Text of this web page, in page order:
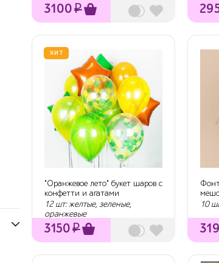
3100₽
ХИТ
"Оранжевое лето" букет шаров с
конфетти и агатами
12 шт: желтые, зеленые,
оранжевые
3150₽
10